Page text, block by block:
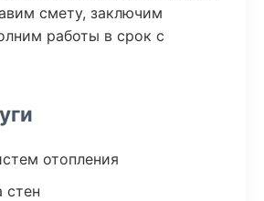
смету, заключим
работы в срок с
отопления
стен